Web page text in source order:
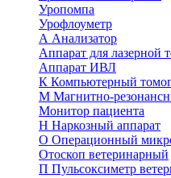
Уропомпа
Урофлоуметр
А Анализатор
Аппарат для лазерной
Аппарат ИВЛ
К Компьютерный
М Магнитно-
Монитор пациента
Н Наркозный аппарат
О Операционный
Отоскоп ветеринарный
П Пульсоксиметр